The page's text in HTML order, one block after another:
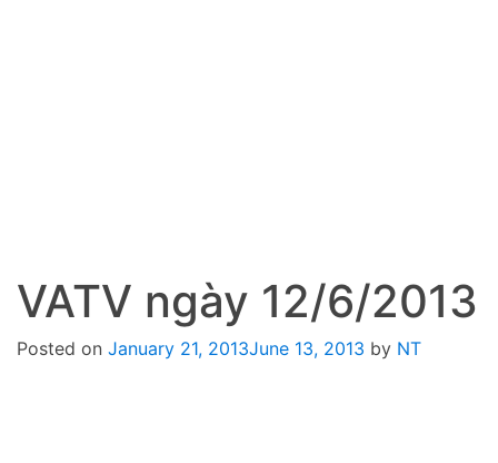
VATV ngày 12/6/2013
Posted on January 21, 2013June 13, 2013 by NT